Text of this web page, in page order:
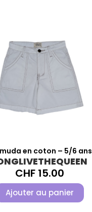
en coton – 5/6 ans
CHF15.00
Ajouter au panier